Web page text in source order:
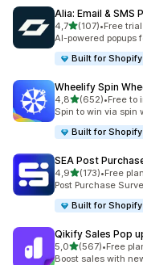
Alia: Email & SMS
4,7stelle su 5
(107)
107 recensioni totali
•Free
AI-powered popups
Built for Shopify
Wheelify Spin
4,8stelle su 5
(652)
652 recensioni totali
•Free to
Spin to win via spin
Built for Shopify
SEA Post
4,9stelle su 5
(173)
173 recensioni totali
•Free
Post Purchase
Built for Shopify
Qikify Sales Pop
5,0stelle su 5
(567)
567 recensioni totali
•Free
Boost sales with